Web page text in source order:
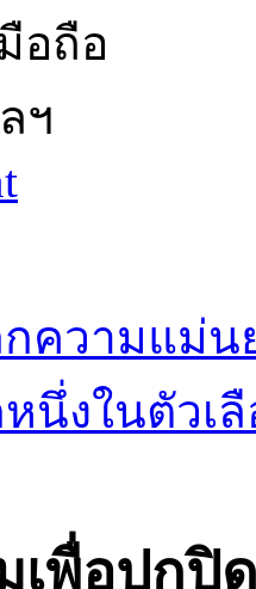
กความแม่
นึ่งในตัว
เพื่อปก